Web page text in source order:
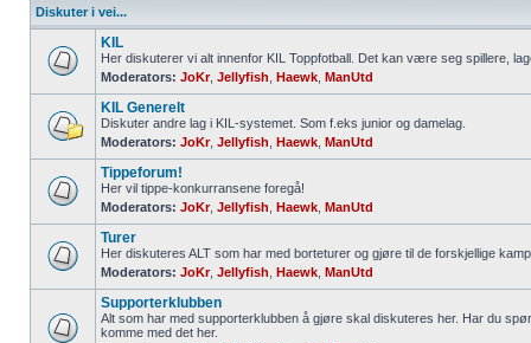
Diskuter i vei...
KIL
Her diskuterer vi alt innenfor KIL Toppfotball. Det kan være seg spillere,
Moderators: JoKr, Jellyfish Haewk ManUtd
KIL Generelt
Diskuter andre lag i KIL-systemet. Som f.eks junior og damelag.
Moderators: JoKr, Jellyfish Haewk ManUtd
Tippeforum!
Her vil tippe-konkurransene foregå!
Moderators: JoKr, Jellyfish Haewk ManUtd
Turer
Her diskuteres ALT som har med borteturer og gjøre til de forskjellige
Moderators: JoKr, Jellyfish Haewk ManUtd
Supporterklubben
Alt som har med supporterklubben å gjøre skal diskuteres her. Har du
komme med det her.